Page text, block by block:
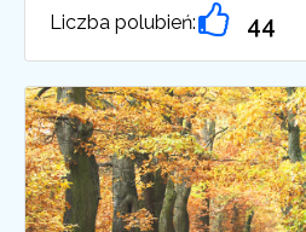
Liczba polubień: 44